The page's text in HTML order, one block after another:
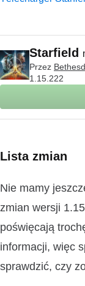
Starfield
Przez
1.15.222
Lista zmian
Nie mamy
zmian wersji
poświęcają
informacji, więc
sprawdzić, czy